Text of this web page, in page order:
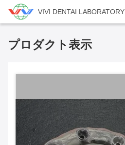
VIVI DENTAI LABORATORY
プロダクト表示